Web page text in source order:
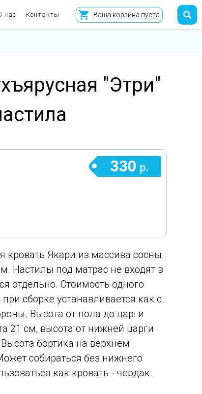
нас Контакты Ваша корзина пуста
"Этри"
330 р.
кровать Якари из массива сосны.
Настилы под матрас не входят в
отдельно. Стоимость одного
сборке устанавливается как с
Высота от пола до царги
21 см, высота от нижней царги
бортика на верхнем
собираться без нижнего
как кровать - чердак.